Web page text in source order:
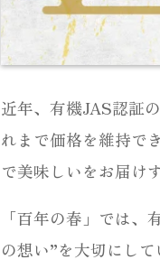
近年、有機JAS認証
れまで価格を維持で
で美味しいをお届け
「百年の春」では
の想い”を大切にし